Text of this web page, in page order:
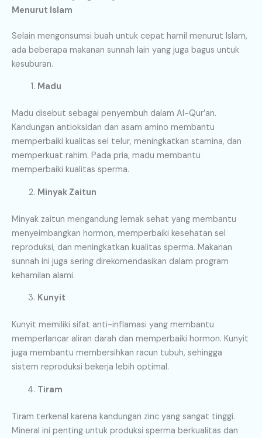
Menurut Islam
Selain mengonsumsi buah untuk cepat hamil menurut Islam,
ada beberapa makanan sunnah lain yang juga bagus untuk
kesuburan.
Madu
Madu disebut sebagai penyembuh dalam Al-Qur’an.
Kandungan antioksidan dan asam amino membantu
memperbaiki kualitas sel telur, meningkatkan stamina, dan
memperkuat rahim. Pada pria, madu membantu
memperbaiki kualitas sperma.
Minyak Zaitun
Minyak zaitun mengandung lemak sehat yang membantu
menyeimbangkan hormon, memperbaiki kesehatan sel
reproduksi, dan meningkatkan kualitas sperma. Makanan
sunnah ini juga sering direkomendasikan dalam program
kehamilan alami.
Kunyit
Kunyit memiliki sifat anti-inflamasi yang membantu
memperlancar aliran darah dan memperbaiki hormon. Kunyit
juga membantu membersihkan racun tubuh, sehingga
sistem reproduksi bekerja lebih optimal.
Tiram
Tiram terkenal karena kandungan zinc yang sangat tinggi.
Mineral ini penting untuk produksi sperma berkualitas dan